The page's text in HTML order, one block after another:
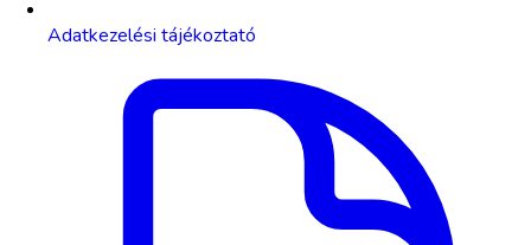
Adatkezelési tájékoztató